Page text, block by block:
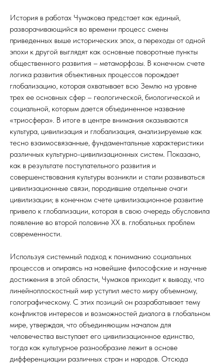
История в работах Чумакова предстает как единый,
разворачивающийся во времени процесс смены
приведенных выше исторических эпох, а переходы от одной
эпохи к другой выглядят как основные поворотные пункты
общественного развития – метаморфозы. В конечном счете
логика развития объективных процессов порождает
глобализацию, которая охватывает всю Землю на уровне
трех ее основных сфер – геологической, биологической и
социальной, которым дается объединенное название
«триосфера». В итоге в центре внимания оказываются
культура, цивилизация и глобализация, анализируемые как
тесно взаимосвязанные, фундаментальные характеристики
различных культурно-цивилизационных систем. Показано,
как в результате поступательного развития и
совершенствования культуры возникли и стали развиваться
цивилизационные связи, породившие отдельные очаги
цивилизации; в конечном счете цивилизационное развитие
привело к глобализации, которая в свою очередь обусловила
появление во второй половине ХХ в. глобальных проблем
современности.
Используя системный подход к пониманию социальных
процессов и опираясь на новейшие философские и научные
достижения в этой области, Чумаков приходит к выводу, что
линейноплоскостный мир уступил место миру объемному,
голографическому. С этих позиций он разрабатывает тему
конфликтов интересов и возможностей диалога в глобальном
мире, утверждая, что объединяющим началом для
человечества выступает его цивилизационное единство,
тогда как культурное разнообразие лежит в основе
дифференциации различных стран и народов. Отсюда